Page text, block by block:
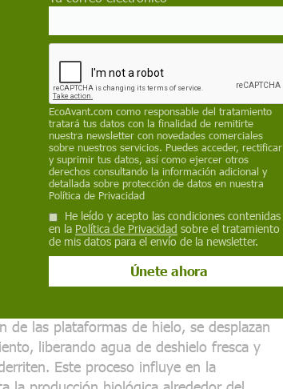
chocó solo brevemente con el fondo del
lo hace menos riesgoso en términos de
profundas alrededor de Georgia del
a 141 metros por debajo de la
poco profundo como para evitar el
150 metros de profundidad.
profunda, puede atascarse en el fondo
muchas maneras; las marcas de
y el propio témpano puede bloquear las
de los depredadores.
del derretimiento fue la liberación de una
de toneladas de agua dulce cerca de la
un profundo impacto en el hábitat
de las plataformas de hielo, se desplazan
liberando agua de deshielo fresca y
Este proceso influye en la
EcoAvant.com como responsable del tratamiento
tratará tus datos con la finalidad de remitirte
nuestra newsletter con novedades comerciales
sobre nuestros servicios. Puedes acceder, rectificar
y suprimir tus datos, así como ejercer otros
derechos consultando la información adicional y
detallada sobre protección de datos en nuestra
Política de Privacidad
He leído y acepto las condiciones contenidas
en la Política de Privacidad sobre el tratamiento
de mis datos para el envío de la newsletter.